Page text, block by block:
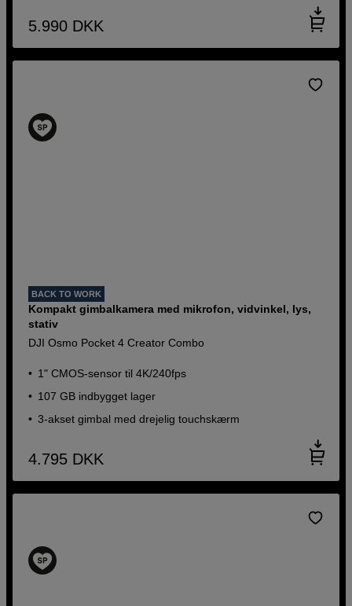
5.990 DKK
BACK TO WORK
Kompakt gimbalkamera med mikrofon, vidvinkel, lys,
stativ
DJI Osmo Pocket 4 Creator Combo
1" CMOS-sensor til 4K/240fps
107 GB indbygget lager
3-akset gimbal med drejelig touchskærm
4.795 DKK